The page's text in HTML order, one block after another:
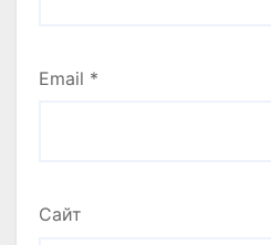
Email *
Сайт